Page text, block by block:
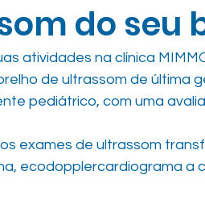
do seu
atividades na clínica
de ultrassom de última
pediátrico, com uma
exames de ultrassom
ecodopplercardiograma a